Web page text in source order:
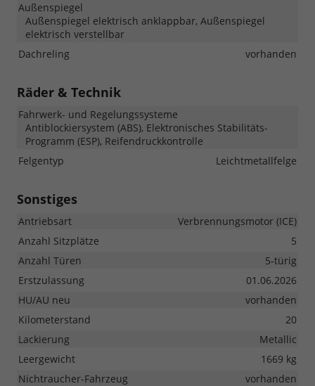
Außenspiegel
Außenspiegel elektrisch anklappbar, Außenspiegel
elektrisch verstellbar
Dachreling
vorhanden
Räder & Technik
Fahrwerk- und Regelungssysteme
Antiblockiersystem (ABS), Elektronisches Stabilitäts-
Programm (ESP), Reifendruckkontrolle
Felgentyp
Leichtmetallfelge
Sonstiges
Antriebsart
Verbrennungsmotor (ICE)
Anzahl Sitzplätze
5
Anzahl Türen
5-türig
Erstzulassung
01.06.2026
HU/AU neu
vorhanden
Kilometerstand
20
Lackierung
Metallic
Leergewicht
1669 kg
Nichtraucher-Fahrzeug
vorhanden